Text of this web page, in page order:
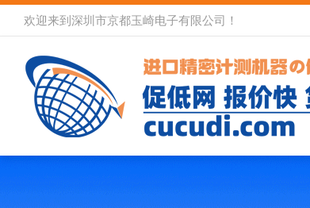
欢迎来到深圳市京都玉崎电子有限公司！